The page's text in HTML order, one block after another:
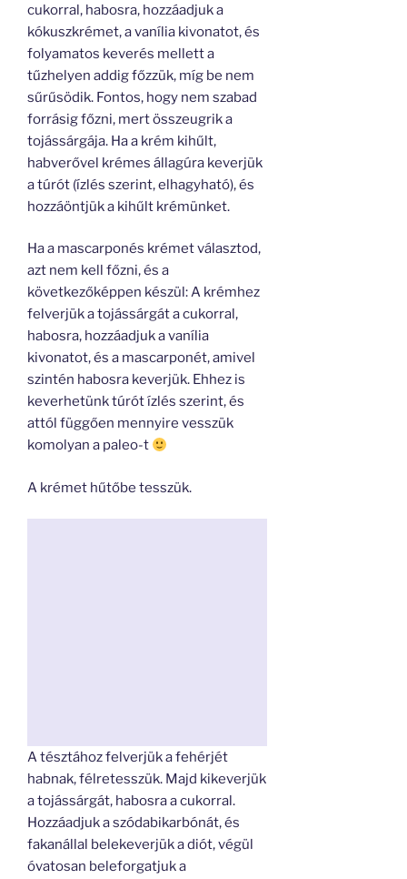
cukorral, habosra, hozzáadjuk a
kókuszkrémet, a vanília kivonatot, és
folyamatos keverés mellett a
tűzhelyen addig főzzük, míg be nem
sűrűsödik. Fontos, hogy nem szabad
forrásig főzni, mert összeugrik a
tojássárgája. Ha a krém kihűlt,
habverővel krémes állagúra keverjük
a túrót (ízlés szerint, elhagyható), és
hozzáöntjük a kihűlt krémünket.
Ha a mascarponés krémet választod,
azt nem kell főzni, és a
következőképpen készül: A krémhez
felverjük a tojássárgát a cukorral,
habosra, hozzáadjuk a vanília
kivonatot, és a mascarponét, amivel
szintén habosra keverjük. Ehhez is
keverhetünk túrót ízlés szerint, és
attól függően mennyire vesszük
komolyan a paleo-t
A krémet hűtőbe tesszük.
A tésztához felverjük a fehérjét
habnak, félretesszük. Majd kikeverjük
a tojássárgát, habosra a cukorral.
Hozzáadjuk a szódabikarbónát, és
fakanállal belekeverjük a diót, végül
óvatosan beleforgatjuk a